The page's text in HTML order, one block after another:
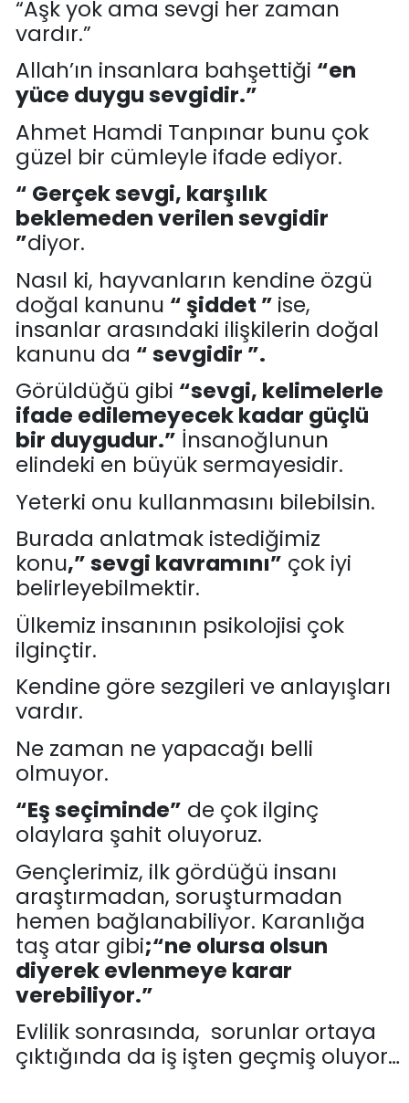
“Aşk yok ama sevgi her zaman
vardır.”
Allah’ın insanlara bahşettiği “en
yüce duygu sevgidir.”
Ahmet Hamdi Tanpınar bunu çok
güzel bir cümleyle ifade ediyor.
“ Gerçek sevgi, karşılık
beklemeden verilen sevgidir
”diyor.
Nasıl ki, hayvanların kendine özgü
doğal kanunu “ şiddet ” ise,
insanlar arasındaki ilişkilerin doğal
kanunu da “ sevgidir ”.
Görüldüğü gibi “sevgi, kelimelerle
ifade edilemeyecek kadar güçlü
bir duygudur.” İnsanoğlunun
elindeki en büyük sermayesidir.
Yeterki onu kullanmasını bilebilsin.
Burada anlatmak istediğimiz
konu,”sevgi kavramını” çok iyi
belirleyebilmektir.
Ülkemiz insanının psikolojisi çok
ilginçtir.
Kendine göre sezgileri ve anlayışları
vardır.
Ne zaman ne yapacağı belli
olmuyor.
“Eş seçiminde” de çok ilginç
olaylara şahit oluyoruz.
Gençlerimiz, ilk gördüğü insanı
araştırmadan, soruşturmadan
hemen bağlanabiliyor. Karanlığa
taş atar gibi;“ne olursa olsun
diyerek evlenmeye karar
verebiliyor.”
Evlilik sonrasında, sorunlar ortaya
çıktığında da iş işten geçmiş oluyor…